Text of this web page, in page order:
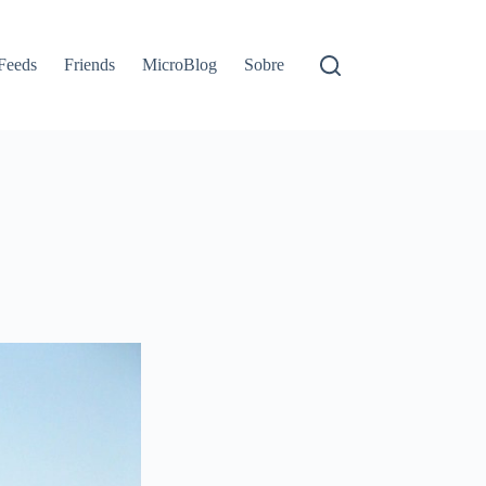
Friends MicroBlog Sobre